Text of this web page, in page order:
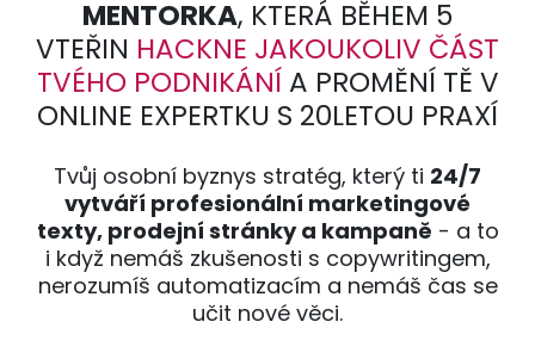
MENTORKA, KTERÁ BĚHEM 5
VTEŘIN HACKNE JAKOUKOLIV ČÁST
TVÉHO PODNIKÁNÍA PROMĚNÍ TĚ V
ONLINE EXPERTKU S 20LETOU PRAXÍ
Tvůj osobní byznys stratég, který ti 24/7
vytváří profesionální marketingové
texty, prodejní stránky a kampaně - a to
i když nemáš zkušenosti s copywritingem,
nerozumíš automatizacím a nemáš čas se
učit nové věci.